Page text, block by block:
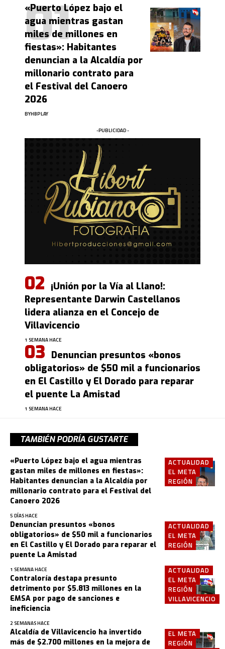
«Puerto López bajo el
agua mientras gastan
miles de millones en
fiestas»: Habitantes
denuncian a la Alcaldía por
millonario contrato para
el Festival del Canoero
2026
BYHBPLAY
-PUBLICIDAD -
¡Unión por la Vía al Llano!:
Representante Darwin Castellanos
lidera alianza en el Concejo de
Villavicencio
1 SEMANA HACE
Denuncian presuntos «bonos
obligatorios» de $50 mil a funcionarios
en El Castillo y El Dorado para reparar
el puente La Amistad
1 SEMANA HACE
TAMBIÉN PODRÍA GUSTARTE
ACTUALIDAD
EL META
REGIÓN
«Puerto López bajo el agua mientras
gastan miles de millones en fiestas»:
Habitantes denuncian a la Alcaldía por
millonario contrato para el Festival del
Canoero 2026
5 DÍAS HACE
ACTUALIDAD
EL META
REGIÓN
Denuncian presuntos «bonos
obligatorios» de $50 mil a funcionarios
en El Castillo y El Dorado para reparar el
puente La Amistad
1 SEMANA HACE
ACTUALIDAD
EL META
REGIÓN
VILLAVICENCIO
Contraloría destapa presunto
detrimento por $5.813 millones en la
EMSA por pago de sanciones e
ineficiencia
2 SEMANAS HACE
EL META
REGIÓN
Alcaldía de Villavicencio ha invertido
más de $2.700 millones en la mejora de